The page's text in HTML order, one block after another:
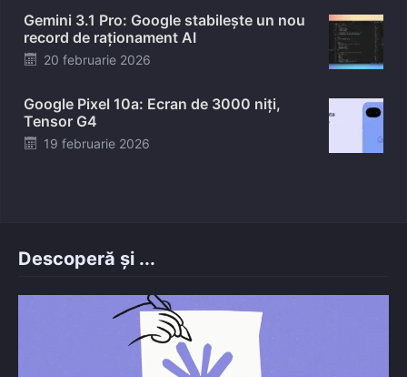
Gemini 3.1 Pro: Google stabilește un nou
record de raționament AI
Posted
20 februarie 2026
Google Pixel 10a: Ecran de 3000 niți,
Tensor G4
Posted
19 februarie 2026
Descoperă și ...